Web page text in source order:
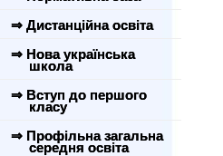
⇒ Дистанційна освіта
⇒ Нова українська
школа
⇒ Вступ до першого
класу
⇒ Профільна загальна
середня освіта